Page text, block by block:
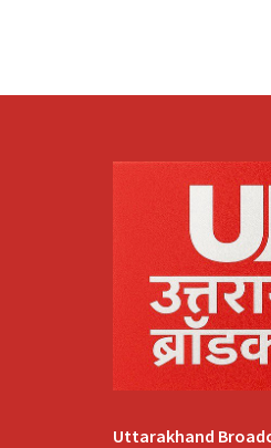
Uttarakhand